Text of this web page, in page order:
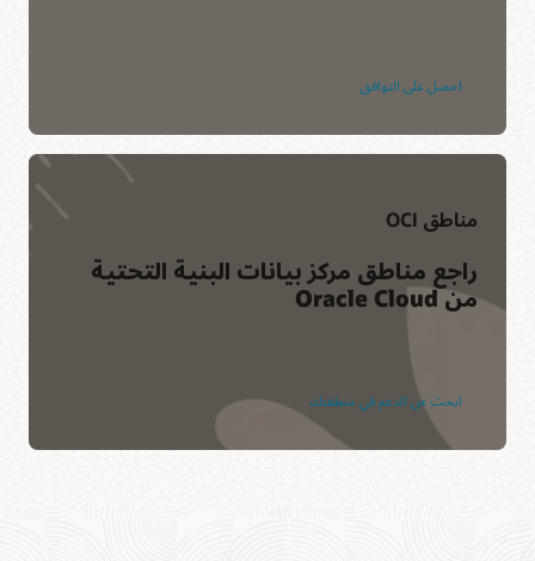
احصل على التوافق
مناطق OCI
راجع مناطق مركز بيانات البنية التحتية
من Oracle Cloud
ابحث عن الدعم في منطقتك